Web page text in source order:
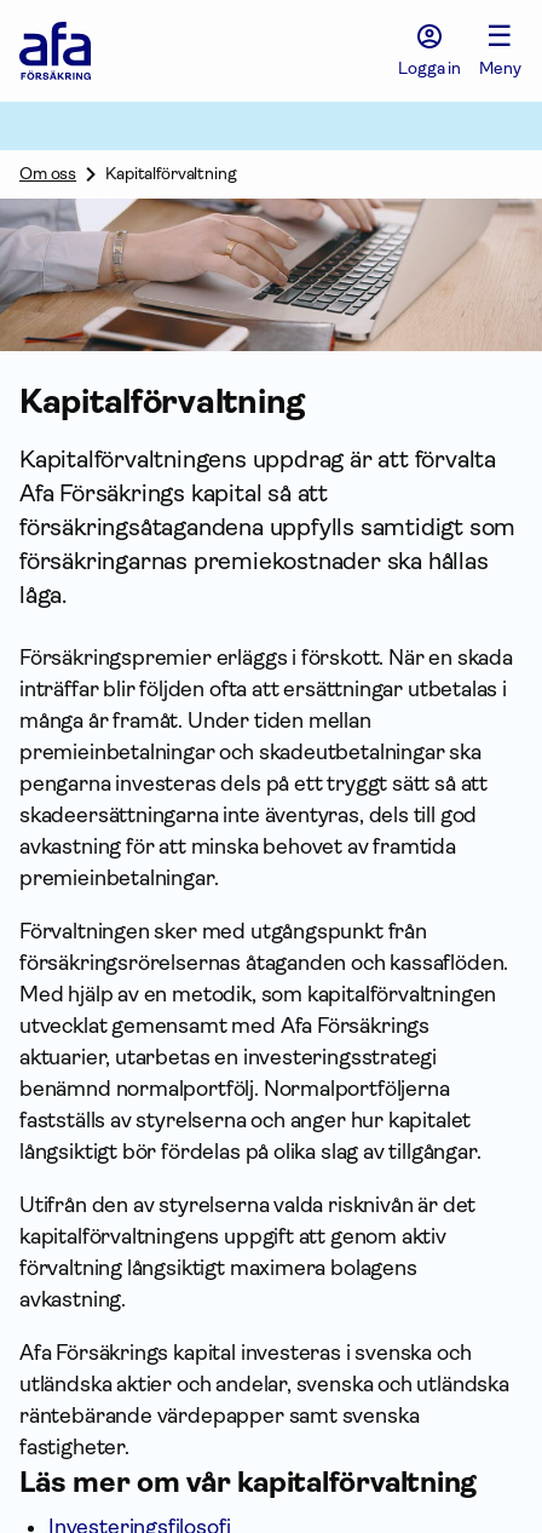
Försäkring
Logga in
☰
Meny
Om oss Kapitalförvaltning
Kapital­förvaltning
Kapital­förvaltningens uppdrag är att förvalta
Afa Försäkrings kapital så att
försäkringsåtagandena uppfylls samtidigt som
försäkringarnas premiekostnader ska hållas
låga.
Försäkringspremier erläggs i förskott. När en skada
inträffar blir följden ofta att ersättningar utbetalas i
många år framåt. Under tiden mellan
premieinbetalningar och skade­utbetalningar ska
pengarna investeras dels på ett tryggt sätt så att
skadeersättningarna inte äventyras, dels till god
avkastning för att minska behovet av framtida
premieinbetalningar.
Förvaltningen sker med utgångspunkt från
försäkringsrörelsernas åtaganden och kassaflöden.
Med hjälp av en metodik, som kapital­förvaltningen
utvecklat gemensamt med Afa Försäkrings
aktuarier, utarbetas en investerings­strategi
benämnd normalportfölj. Normalportföljerna
fastställs av styrelserna och anger hur kapitalet
långsiktigt bör fördelas på olika slag av tillgångar.
Utifrån den av styrelserna valda risknivån är det
kapital­förvaltningens uppgift att genom aktiv
förvaltning långsiktigt maximera bolagens
avkastning.
Afa Försäkrings kapital investeras i svenska och
utländska aktier och andelar, svenska och utländska
räntebärande värdepapper samt svenska
fastigheter.
Läs mer om vår kapital­förvaltning
Investeringsfilosofi